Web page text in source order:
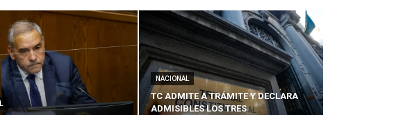
NACIONAL
TC ADMITE A TRÁMITE Y DECLARA
ADMISIBLES LOS TRES